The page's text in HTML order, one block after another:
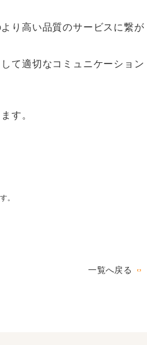
り高い品質のサービスに繋が
て適切なコミュニケーション
す。
。
一覧へ戻る